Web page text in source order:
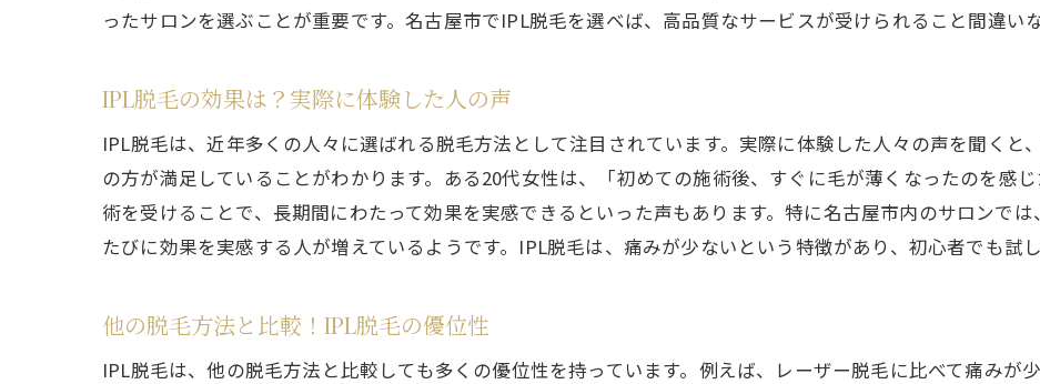
肌への影響が少ない脱毛方法とは？
名古屋市で人気のIPL脱毛、その理由とは
IPL脱毛の快適な施術体験を求めて
痛みを感じない脱毛を可能にするIPL
名古屋で選ばれる理由、IPL脱毛の魅力
名古屋市で理想のIPL脱毛サロンを見つける方法
ったサロンを選ぶことが重要です。名古屋市でIPL脱毛を選べば、高品質なサービスが受けられること間違いな
IPL脱毛の効果は？実際に体験した人の声
IPL脱毛は、近年多くの人々に選ばれる脱毛方法として注目されています。実際に体験した人々の声を聞くと
の方が満足していることがわかります。ある20代女性は、「初めての施術後、すぐに毛が薄くなったのを感
術を受けることで、長期間にわたって効果を実感できるといった声もあります。特に名古屋市内のサロンで
たびに効果を実感する人が増えているようです。IPL脱毛は、痛みが少ないという特徴があり、初心者でも試
他の脱毛方法と比較！IPL脱毛の優位性
IPL脱毛は、他の脱毛方法と比較しても多くの優位性を持っています。例えば、レーザー脱毛に比べて痛みが